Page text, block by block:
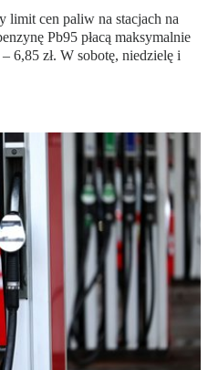
limit cen paliw na stacjach na
Pb95 płacą maksymalnie
6,85 zł. W sobotę, niedzielę i